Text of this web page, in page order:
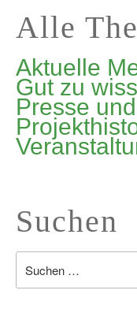
Alle
Aktuelle
Gut zu
Presse
Suchen